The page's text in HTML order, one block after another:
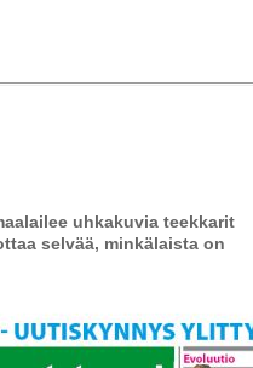
uhkakuvia teekkarit
selvää, minkälaista on